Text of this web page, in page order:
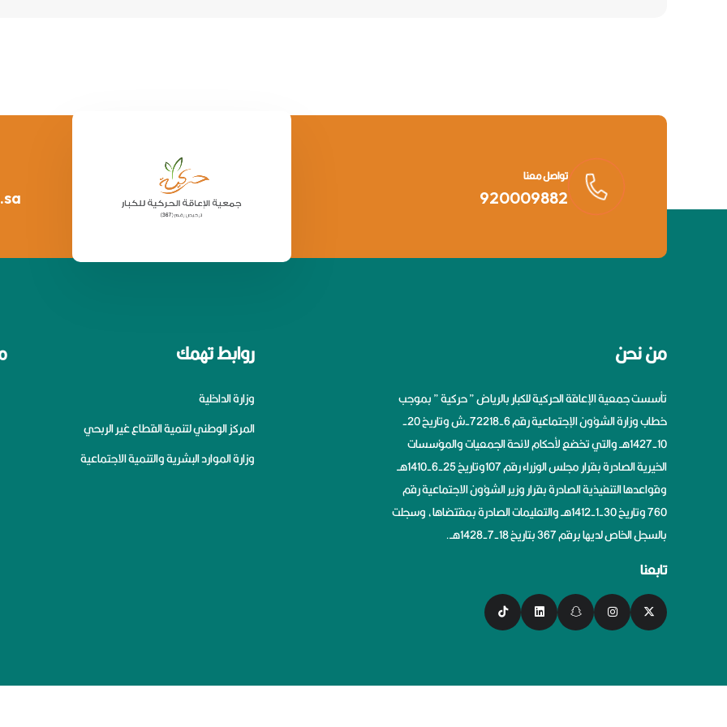
تواصل معنا
920009882
من نحن
تأسست جمعية الإعاقة الحركية للكبار بالرياض ” حركية ” بموجب
خطاب وزارة الشؤون الإجتماعية رقم 6-72218-ش وتاريخ 20-
10-1427هــ والتي تخضع لأحكام لائحة الجمعيات والمؤسسات
الخيرية الصادرة بقرار مجلس الوزراء رقم 107وتاريخ 25-6-1410هــ
وقواعدها التنفيذية الصادرة بقرار وزير الشؤون الاجتماعية رقم
760 وتاريخ 30-1-1412هــ والتعليمات الصادرة بمقتضاها، وسجلت
بالسجل الخاص لديها برقم 367 بتاريخ 18-7-1428هــ.
تابعنا
روابط تهمك
وزارة الداخلية
المركز الوطني لتنمية القطاع غير الربحي
وزارة الموارد البشرية والتنمية الاجتماعية